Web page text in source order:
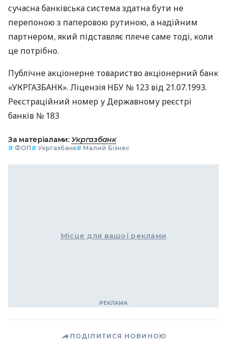
сучасна банківська система здатна бути не
перепоною з паперовою рутиною, а надійним
партнером, який підставляє плече саме тоді, коли
це потрібно.
Публічне акціонерне товариство акціонерний банк
«УКРГАЗБАНК». Ліцензія НБУ № 123 від 21.07.1993.
Реєстраційний номер у Державному реєстрі
банків № 183
За матеріалами: Укргазбанк
# ФОП# Укргазбанк# Малий Бізнес
Місце для вашої реклами
ПОДІЛИТИСЯ НОВИНОЮ